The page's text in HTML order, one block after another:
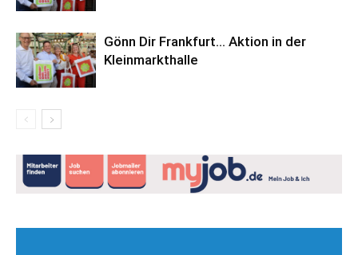
Gönn Dir Frankfurt… Aktion in der
Kleinmarkthalle